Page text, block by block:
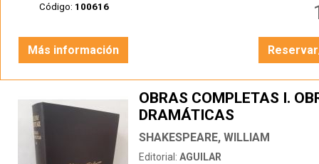
Código: 100616
Más información
OBRAS COMPLETAS I.
DRAMÁTICAS
SHAKESPEARE, WILLIAM
Editorial: AGUILAR